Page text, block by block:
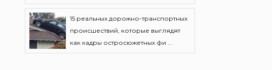
15 реальных дорожно-транспортных
происшествий, которые выглядят
как кадры остросюжетных фи ...